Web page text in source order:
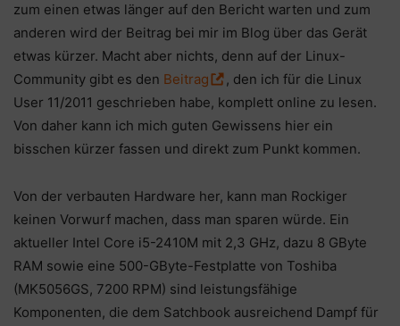
zum einen etwas länger auf den Bericht warten und zum
anderen wird der Beitrag bei mir im Blog über das Gerät
etwas kürzer. Macht aber nichts, denn auf der Linux-
Community gibt es den Beitrag
, den ich für die Linux
User 11/2011 geschrieben habe, komplett online zu lesen.
Von daher kann ich mich guten Gewissens hier ein
bisschen kürzer fassen und direkt zum Punkt kommen.
Von der verbauten Hardware her, kann man Rockiger
keinen Vorwurf machen, dass man sparen würde. Ein
aktueller Intel Core i5-2410M mit 2,3 GHz, dazu 8 GByte
RAM sowie eine 500-GByte-Festplatte von Toshiba
(MK5056GS, 7200 RPM) sind leistungsfähige
Komponenten, die dem Satchbook ausreichend Dampf für